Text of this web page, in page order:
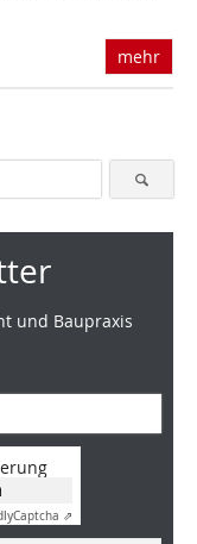
mehr
und Baupraxis
Captcha ⇗